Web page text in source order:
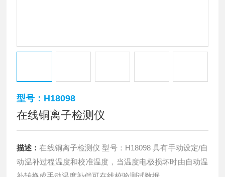
型号：H18098
在线铜离子检测仪
描述：在线铜离子检测仪 型号：H18098 具有手动设定/自
动温补过程温度和校准温度，当温度电极损坏时由自动温